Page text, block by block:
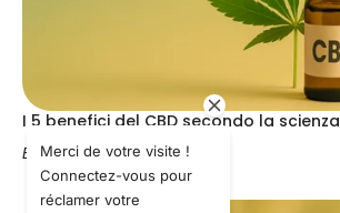
I 5 benefici del CBD secondo la scienza
Benjamin Poirel Nadal
Merci de votre visite !
Connectez-vous pour
réclamer votre